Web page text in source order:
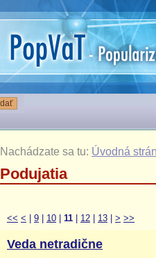
Nachádzate sa tu: Úvodná
Podujatia
<< < 9 10 11 12 13 > >>
Veda netradične